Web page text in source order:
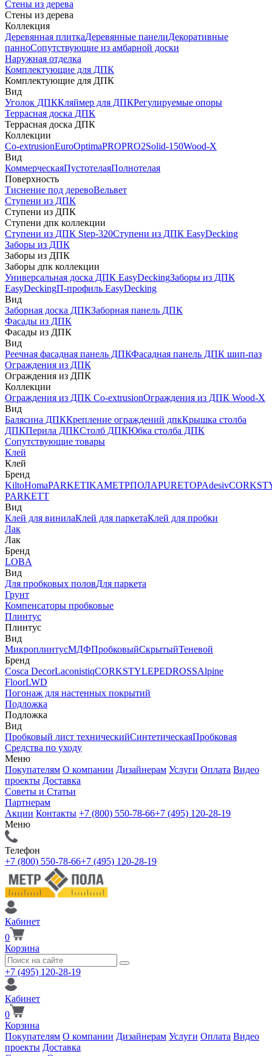
Стены из дерева
Стены из дерева
Коллекция
Деревянная плиткаДеревянные панелиДекоративные
панноСопутствующие из амбарной доски
Наружная отделка
Комплектующие для ДПК
Комплектующие для ДПК
Вид
Уголок ДПККляймер для ДПКРегулируемые опоры
Террасная доска ДПК
Террасная доска ДПК
Коллекции
Co-extrusionEuroOptimaPROPRO2Solid-150Wood-X
Вид
КоммерческаяПустотелаяПолнотелая
Поверхность
Тиснение под деревоВельвет
Ступени из ДПК
Ступени из ДПК
Ступени дпк коллекции
Ступени из ДПК Step-320Ступени из ДПК EasyDecking
Заборы из ДПК
Заборы из ДПК
Заборы дпк коллекции
Универсальная доска ДПК EasyDeckingЗаборы из ДПК
EasyDeckingП-профиль EasyDecking
Вид
Заборная доска ДПКЗаборная панель ДПК
Фасады из ДПК
Фасады из ДПК
Вид
Реечная фасадная панель ДПКФасадная панель ДПК шип-паз
Ограждения из ДПК
Ограждения из ДПК
Коллекции
Ограждения из ДПК Co-extrusionОграждения из ДПК Wood-X
Вид
Балясина ДПККрепление ограждений дпкКрышка столба
ДПКПерила ДПКСтолб ДПКЮбка столба ДПК
Сопутствующие товары
Клей
Клей
Бренд
KiltoHomaPARKETIKAМЕТРПОЛАPURETOPAdesiv
PARKETT
Вид
Клей для винилаКлей для паркетаКлей для пробки
Лак
Лак
Бренд
LOBA
Вид
Для пробковых половДля паркета
Грунт
Компенсаторы пробковые
Плинтус
Плинтус
Вид
МикроплинтусМДФПробковыйСкрытыйТеневой
Бренд
Cosca DecorLaconistiqCORKSTYLEPEDROSSAlpine
FloorLWD
Погонаж для настенных покрытий
Подложка
Подложка
Вид
Пробковый лист техническийСинтетическаяПробковая
Средства по уходу
Меню
Покупателям О компании Дизайнерам Услуги Оплата Видео
проекты Доставка
Советы и Статьи
Партнерам
Акции Контакты +7 (800) 550-78-66+7 (495) 120-28-19
Меню
Телефон
+7 (800) 550-78-66+7 (495) 120-28-19
Кабинет
0
Корзина
+7 (495) 120-28-19
Кабинет
0
Корзина
Покупателям О компании Дизайнерам Услуги Оплата Видео
проекты Доставка